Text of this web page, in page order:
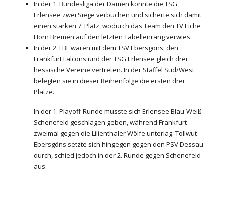
In der 1. Bundesliga der Damen konnte die TSG
Erlensee zwei Siege verbuchen und sicherte sich damit
einen starken 7. Platz, wodurch das Team den TV Eiche
Horn Bremen auf den letzten Tabellenrang verwies.
In der 2. FBL waren mit dem TSV Ebersgöns, den
Frankfurt Falcons und der TSG Erlensee gleich drei
hessische Vereine vertreten. In der Staffel Süd/West
belegten sie in dieser Reihenfolge die ersten drei
Plätze.
In der 1. Playoff-Runde musste sich Erlensee Blau-Weiß
Schenefeld geschlagen geben, während Frankfurt
zweimal gegen die Lilienthaler Wölfe unterlag. Tollwut
Ebersgöns setzte sich hingegen gegen den PSV Dessau
durch, schied jedoch in der 2. Runde gegen Schenefeld
aus.